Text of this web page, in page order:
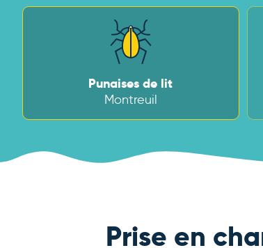
Punaises de lit
Montreuil
Prise en